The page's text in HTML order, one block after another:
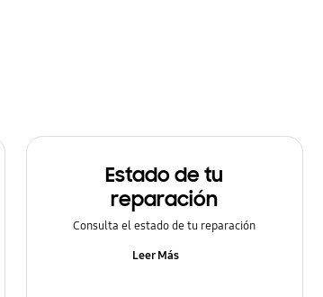
Estado de tu
reparación
Consulta el estado de tu reparación
Leer Más